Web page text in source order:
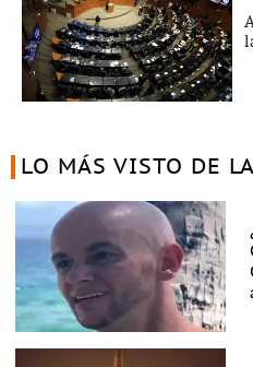
LO MÁS VISTO DE